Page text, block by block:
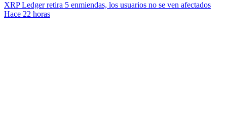
XRP Ledger retira 5 enmiendas, los usuarios no se ven afectados
Hace 22 horas